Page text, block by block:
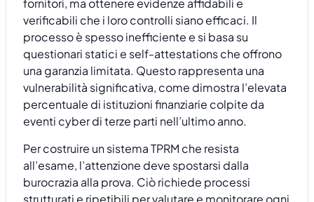
fornitori, ma ottenere evidenze affidabili e
verificabili che i loro controlli siano efficaci. Il
processo è spesso inefficiente e si basa su
questionari statici e self-attestations che offrono
una garanzia limitata. Questo rappresenta una
vulnerabilità significativa, come dimostra l’elevata
percentuale di istituzioni finanziarie colpite da
eventi cyber di terze parti nell’ultimo anno.
Per costruire un sistema TPRM che resista
all’esame, l’attenzione deve spostarsi dalla
burocrazia alla prova. Ciò richiede processi
strutturati e ripetibili per valutare e monitorare ogni